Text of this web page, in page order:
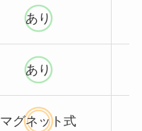
あり
あり
マグネット式